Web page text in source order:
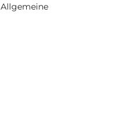
Allgemeine